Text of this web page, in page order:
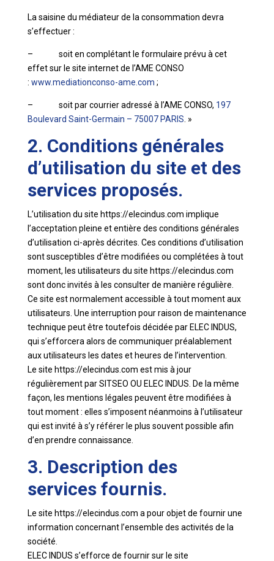
La saisine du médiateur de la consommation devra
s’effectuer :
– soit en complétant le formulaire prévu à cet
effet sur le site internet de l’AME CONSO
: www.mediationconso-ame.com ;
– soit par courrier adressé à l’AME CONSO, 197
Boulevard Saint-Germain – 75007 PARIS . »
2. Conditions générales
d’utilisation du site et des
services proposés.
L’utilisation du site https://elecindus.com implique
l’acceptation pleine et entière des conditions générales
d’utilisation ci-après décrites. Ces conditions d’utilisation
sont susceptibles d’être modifiées ou complétées à tout
moment, les utilisateurs du site https://elecindus.com
sont donc invités à les consulter de manière régulière.
Ce site est normalement accessible à tout moment aux
utilisateurs. Une interruption pour raison de maintenance
technique peut être toutefois décidée par ELEC INDUS,
qui s’efforcera alors de communiquer préalablement
aux utilisateurs les dates et heures de l’intervention.
Le site https://elecindus.com est mis à jour
régulièrement par SITSEO OU ELEC INDUS. De la même
façon, les mentions légales peuvent être modifiées à
tout moment : elles s’imposent néanmoins à l’utilisateur
qui est invité à s’y référer le plus souvent possible afin
d’en prendre connaissance.
3. Description des
services fournis.
Le site https://elecindus.com a pour objet de fournir une
information concernant l’ensemble des activités de la
société.
ELEC INDUS s’efforce de fournir sur le site